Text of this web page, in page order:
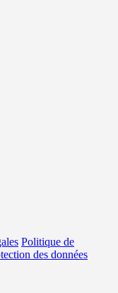
Politique de
des données